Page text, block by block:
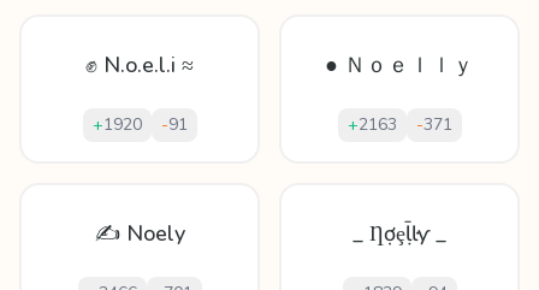
✊ N.o.e.l.i ≈
+1920 -91
● Ｎｏｅｌｌｙ
+2163 -371
✍ Noely _ Ƞợȩḹŀƴ _